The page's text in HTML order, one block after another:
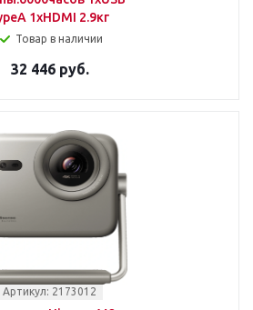
1xHDMI 2.9кг
Товар в наличии
32 446 руб.
Артикул: 2173012